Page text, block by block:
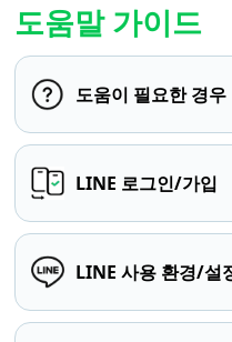
도움말 가이드
도움이 필요한 경우
LINE 로그인/가입
LINE 사용 환경/설